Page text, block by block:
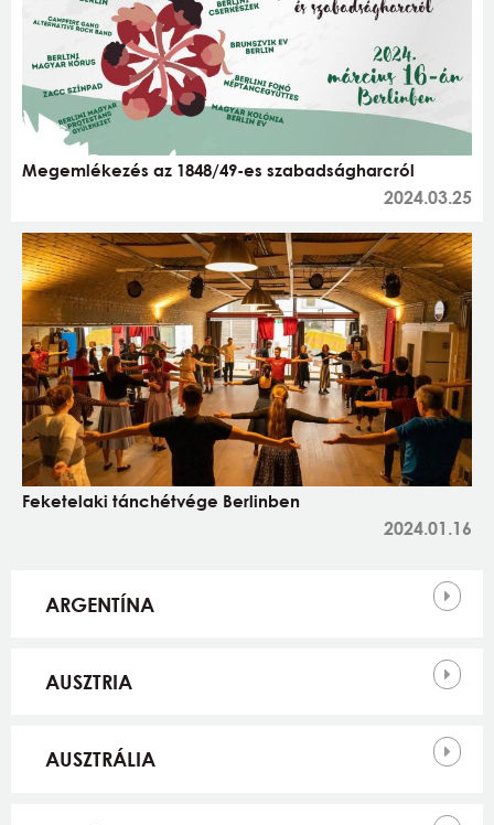
Megemlékezés az 1848/49-es szabadságharcról
2024.03.25
Feketelaki tánchétvége Berlinben
2024.01.16
Országok
ARGENTÍNA
AUSZTRIA
AUSZTRÁLIA